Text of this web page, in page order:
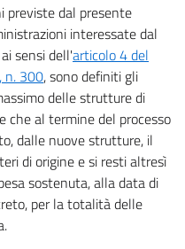
previste dal presente
interessate dal
sensi dell'articolo 4 del
n. 300, sono definiti gli
delle strutture di
che al termine del processo
dalle nuove strutture, il
di origine e si resti altresì
sostenuta, alla data di
per la totalità delle